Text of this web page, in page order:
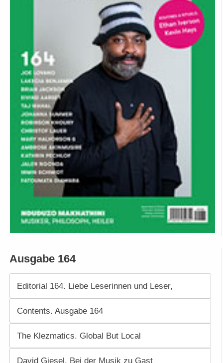
Ausgabe 164
Editorial 164. Liebe Leserinnen und Leser,
Contents. Ausgabe 164
The Klezmatics. Global But Local
David Giesel. Bei der Musik zu Gast